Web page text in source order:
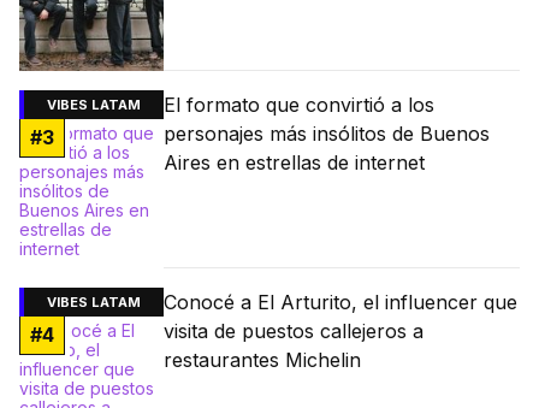
VIBES LATAM
#3
El formato que convirtió a los
personajes más insólitos de Buenos
Aires en estrellas de internet
VIBES LATAM
#4
Conocé a El Arturito, el influencer que
visita de puestos callejeros a
restaurantes Michelin